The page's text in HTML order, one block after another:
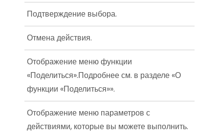
Подтверждение выбора.
Отмена действия.
Отображение меню функции
«Поделиться».Подробнее см. в разделе «О
функции «Поделиться»».
Отображение меню параметров с
действиями, которые вы можете выполнить.